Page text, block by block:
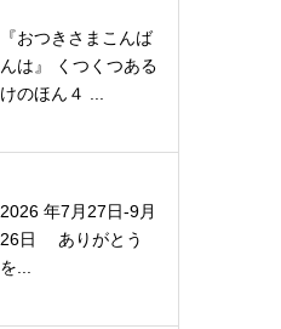
『おつきさまこんば
んは』 くつくつある
けのほん４ ...
2026 年7月27日-9月
26日 ありがとう
を...